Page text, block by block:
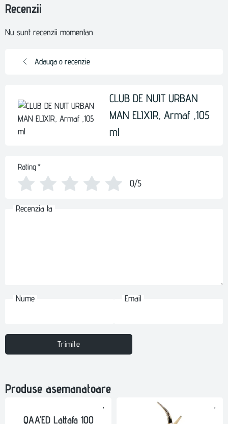
Recenzii
Nu sunt recenzii momentan
Adauga o recenzie
CLUB DE NUIT URBAN
MAN ELIXIR, Armaf ,105
ml
Rating*
0/5
Recenzia ta
Nume Email
Trimite
Produse asemanatoare
QAA’ED Lattafa 100